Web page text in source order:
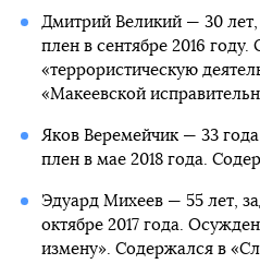
Дмитрий Великий — 30
плен в сентябре 2016 году.
«террористическую
«Макеевской
Яков Веремейчик — 33
плен в мае 2018 года.
Эдуард Михеев — 55 лет,
октябре 2017 года.
измену». Содержался в